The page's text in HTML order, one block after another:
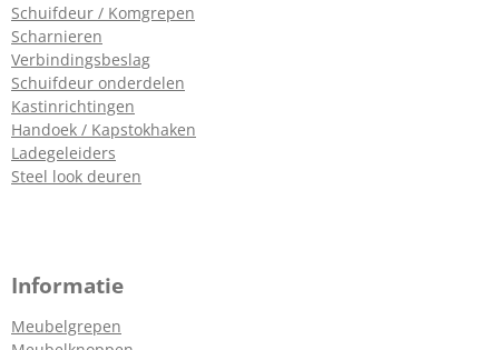
Schuifdeur / Komgrepen
Scharnieren
Verbindingsbeslag
Schuifdeur onderdelen
Kastinrichtingen
Handoek / Kapstokhaken
Ladegeleiders
Steel look deuren
Informatie
Meubelgrepen